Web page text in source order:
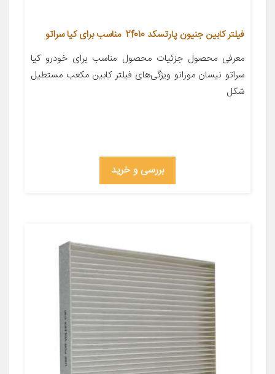
فیلتر کابین جنیون پارتسکد 2f010 مناسب برای کیا سراتو
معرفی محصول جزئیات محصول مناسب برای خودرو کیا
سراتو نیسان مورانو ویژگی‌های فیلتر کابین مکعب مستطیل
شکل
بررسی و خرید